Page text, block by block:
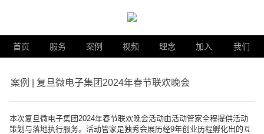
首页 服务 案例 视频 理念 加入 我们
案例 | 复旦微电子集团2024年春节联欢晚会
本次复旦微电子集团2024年春节联欢晚会活动由活动管家全程提供活动
策划与落地执行服务。活动管家是独秀会展历经9年创业历程孵化出的互